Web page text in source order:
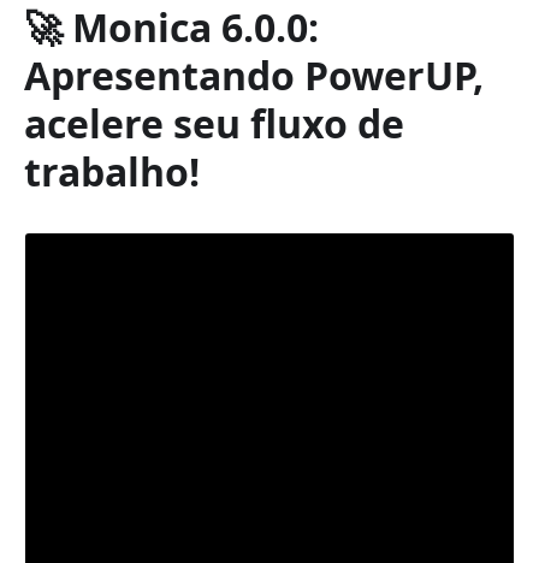
🚀 Monica 6.0.0:
Apresentando PowerUP,
acelere seu fluxo de
trabalho!